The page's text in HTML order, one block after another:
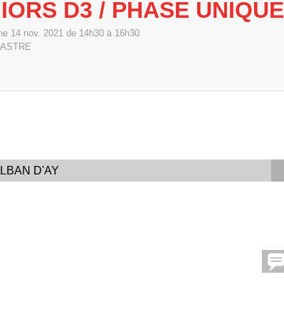
D3 / PHASE UNIQUE
14 nov. 2021 de 14h30 à 16h30
D'AY